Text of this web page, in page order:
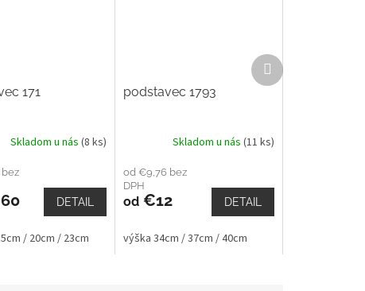
171
Skladom u nás(8 ks)
DETAIL
/ 20cm / 23cm
podstavec 1793
Skladom u nás (11 ks)
od €9,76 bez
DPH
od €12 DETAIL
výška 34cm / 37cm / 40cm
Ďalší
produkt